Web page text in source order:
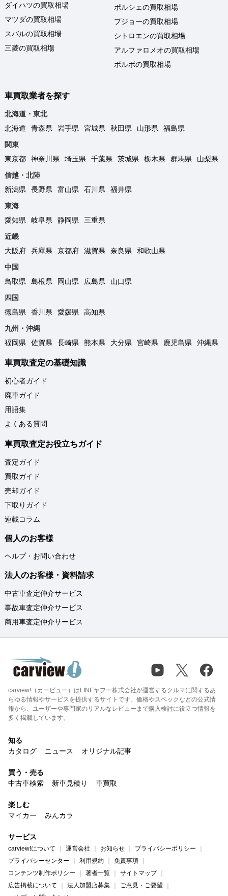
ダイハツの買取相場
マツダの買取相場
スバルの買取相場
三菱の買取相場
ポルシェの買取相場
プジョーの買取相場
シトロエンの買取相場
アルファロメオの買取相場
ボルボの買取相場
車買取業者を探す
北海道・東北
北海道
青森県 岩手県 宮城県 秋田県 山形県
福島県
関東
東京都
神奈川県 埼玉県 千葉県 茨城県 栃木県 群馬県
山梨県
信越・北陸
新潟県
長野県 富山県 石川県
福井県
東海
愛知県
岐阜県 静岡県
三重県
近畿
大阪府
兵庫県 京都府 滋賀県 奈良県
和歌山県
中国
鳥取県
島根県 岡山県 広島県
山口県
四国
徳島県
香川県 愛媛県
高知県
九州・沖縄
福岡県
佐賀県 長崎県 熊本県 大分県 宮崎県 鹿児島県 沖縄県
車買取査定の基礎知識
初心者ガイド
廃車ガイド
用語集
よくある質問
車買取査定お役立ちガイド
査定ガイド
買取ガイド
売却ガイド
下取りガイド
連載コラム
個人のお客様
ヘルプ・お問い合わせ
法人のお客様・資料請求
中古車査定仲介サービス
事故車査定仲介サービス
商用車査定仲介サービス
carview!（カービュー）はLINEヤフー株式会社が運営するクルマに関するあ
らゆる情報やサービスを提供するサイトです。価格やスペックなどの公式情
報から、ユーザーや専門家のリアルなレビューまで購入検討に役立つ情報を
多く掲載しています。
知る
カタログ
ニュース オリジナル記事
買う・売る
中古車検索
新車見積り 車買取
楽しむ
マイカー
みんカラ
サービス
carview!について 運営会社 お知らせ
プライバシーポリシー
プライバシーセンター
利用規約
免責事項
コンテンツ制作ポリシー
著者一覧
サイトマップ
広告掲載について
法人加盟店募集
ご意見・ご要望